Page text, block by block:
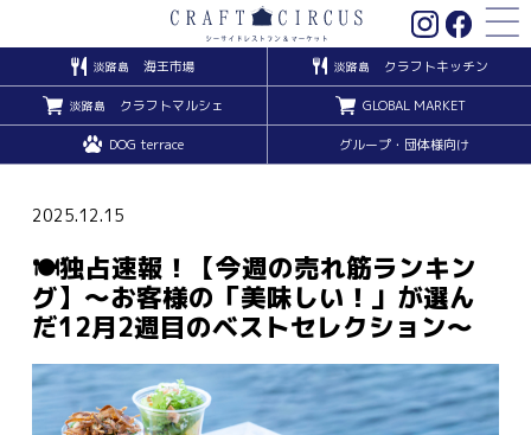
淡路島 海王市場 淡路島 クラフトキッチン
淡路島 クラフトマルシェ GLOBAL MARKET
DOG terrace グループ・団体様向け
2025.12.15
🍽️独占速報！【今週の売れ筋ランキン
グ】〜お客様の「美味しい！」が選ん
だ12月2週目のベストセレクション〜